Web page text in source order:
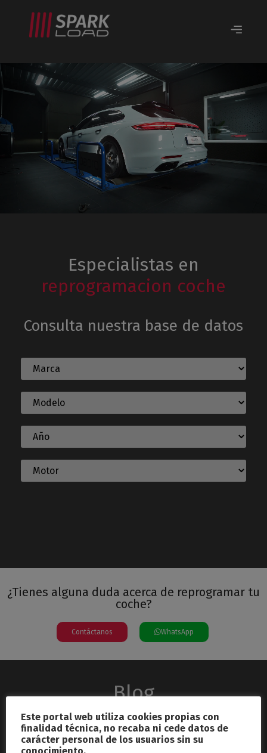
Especialistas en
reprogramacion coche
Consulta nuestra base de datos
¿Tienes alguna duda acerca de reprogramar tu
coche?
Contáctanos WhatsApp
Blog
Este portal web utiliza cookies propias con
finalidad técnica, no recaba ni cede datos de
carácter personal de los usuarios sin su
conocimiento.